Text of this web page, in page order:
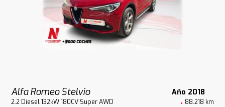
Alfa Romeo Stelvio Año 2018
2.2 Diesel 132kW 180CV Super AWD 88.218 km